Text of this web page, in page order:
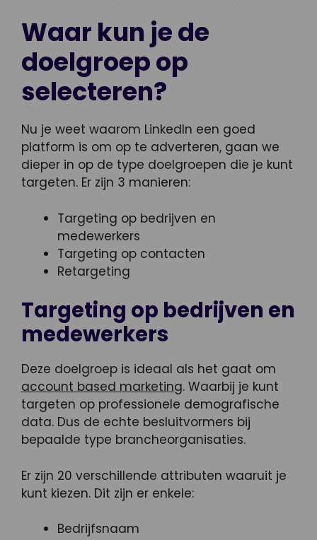
Waar kun je de
doelgroep op
selecteren?
Nu je weet waarom LinkedIn een goed
platform is om op te adverteren, gaan we
dieper in op de type doelgroepen die je kunt
targeten. Er zijn 3 manieren:
Targeting op bedrijven en
medewerkers
Targeting op contacten
Retargeting
Targeting op bedrijven en
medewerkers
Deze doelgroep is ideaal als het gaat om
account based marketing. Waarbij je kunt
targeten op professionele demografische
data. Dus de echte besluitvormers bij
bepaalde type brancheorganisaties.
Er zijn 20 verschillende attributen waaruit je
kunt kiezen. Dit zijn er enkele:
Bedrijfsnaam